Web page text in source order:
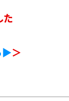
た
▶＞